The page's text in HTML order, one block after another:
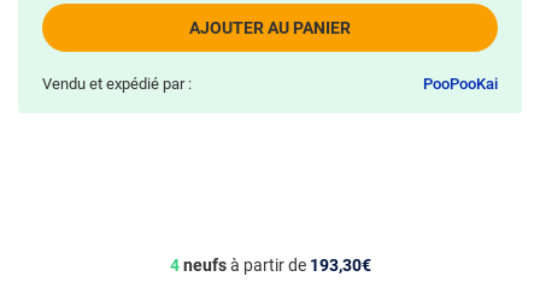
AJOUTER AU PANIER
Vendu et expédié par : PooPooKai
4neufsà partir de 193,30€